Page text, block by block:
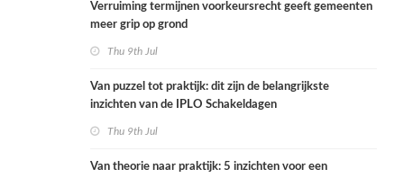
Verruiming termijnen voorkeursrecht geeft gemeenten
meer grip op grond
Thu 9th Jul
Van puzzel tot praktijk: dit zijn de belangrijkste
inzichten van de IPLO Schakeldagen
Thu 9th Jul
Van theorie naar praktijk: 5 inzichten voor een